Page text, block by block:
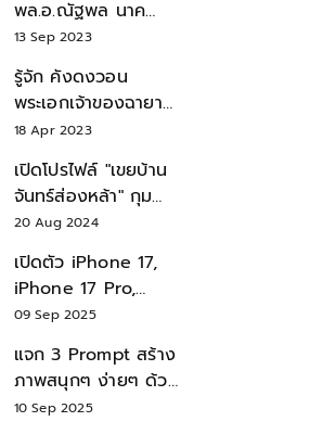
พล.อ.ณัฐพล นาค
พาณิชย์ จากเลขาฯ
สมช.-เลขาฯ
รมว.กลาโหม
13 Sep 2023
รู้จัก คังดงวอน
พระเอกเจ้าของฉายา
สมบัติแห่งชาติ หลังมี
18 Apr 2023
เปิดโปรไฟล์ "เขยบ้าน
จันทร์ส่องหล้า" กุม
บังเหียนธุรกิจตระกูล
"ชินวัตร"
20 Aug 2024
เปิดตัว iPhone 17,
iPhone 17 Pro,
iPhone 17 Air สเปค
09 Sep 2025
แจก 3 Prompt สร้าง
ภาพสนุกๆ ง่ายๆ ด้วย
Nano Banana ใน
10 Sep 2025